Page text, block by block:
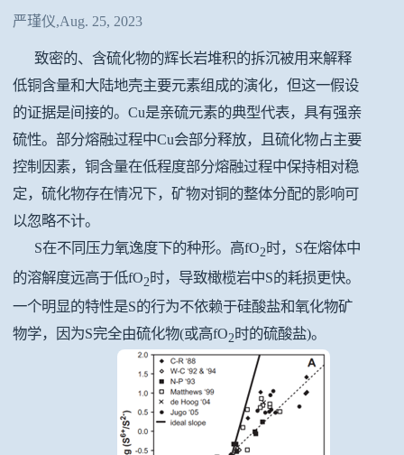
严瑾仪,Aug. 25, 2023
致密的、含硫化物的辉长岩堆积的拆沉被用来解释
低铜含量和大陆地壳主要元素组成的演化，但这一假设
的证据是间接的。Cu是亲硫元素的典型代表，具有强亲
硫性。部分熔融过程中Cu会部分释放，且硫化物占主要
控制因素，铜含量在低程度部分熔融过程中保持相对稳
定，硫化物存在情况下，矿物对铜的整体分配的影响可
以忽略不计。
S在不同压力氧逸度下的种形。高fO2时，S在熔体中
的溶解度远高于低fO2时，导致橄榄岩中S的耗损更快。
一个明显的特性是S的行为不依赖于硅酸盐和氧化物矿
物学，因为S完全由硫化物(或高fO2时的硫酸盐)。